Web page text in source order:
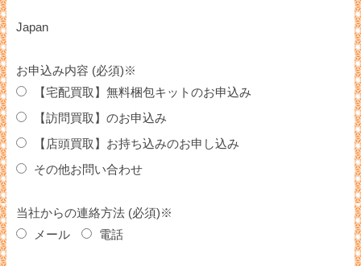
Japan
お申込み内容 (必須)※
【宅配買取】無料梱包キットのお申込み
【訪問買取】のお申込み
【店頭買取】お持ち込みのお申し込み
その他お問い合わせ
当社からの連絡方法 (必須)※
メール
電話